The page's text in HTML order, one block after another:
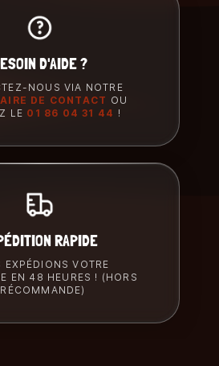
D'AIDE ?
NOUS VIA NOTRE
DE CONTACT OU
LE 01 86 04 31 44 !
RAPIDE
EXPÉDIONS VOTRE
EN 48 HEURES ! (HORS